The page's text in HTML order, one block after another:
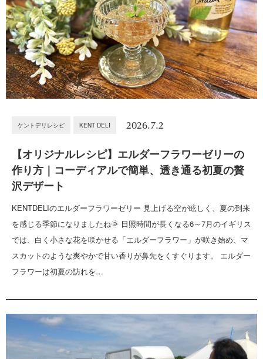
ケントデリレシピ KENT DELI 2026.7.2
【オリジナルレシピ】エルダーフラワーゼリーの
作り方｜コーディアルで簡単、透き通る初夏の贅
沢デザート
KENTDELIのエルダーフラワーゼリー 見上げる空が眩しく、夏の到来
を感じる季節になりましたね🌞 日照時間が長くなる6～7月のイギリス
では、白く小さな花を咲かせる「エルダーフラワー」が咲き始め、マ
スカットのような爽やかで甘い香りが鼻先をくすぐります。 エルダー
フラワーは初夏の訪れを…